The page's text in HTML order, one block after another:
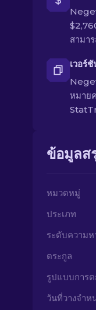
สามา
เวอร์
หมาย
ข้อมูลส
หมวดหมู่
ประเภท
ระดับความห
ตระกูล
รูปแบบการ
วันที่วางจำห